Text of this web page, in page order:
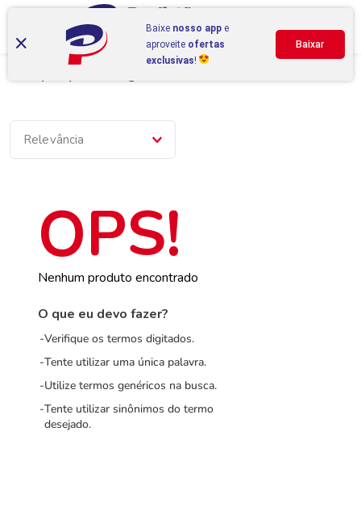
Relevância
Nenhum produto encontrado
O que eu devo fazer?
Verifique os termos digitados.
Tente utilizar uma única palavra.
Utilize termos genéricos na busca.
Tente utilizar sinônimos do termo
desejado.
Baixe nosso app e
aproveite ofertas
exclusivas!
Baixar